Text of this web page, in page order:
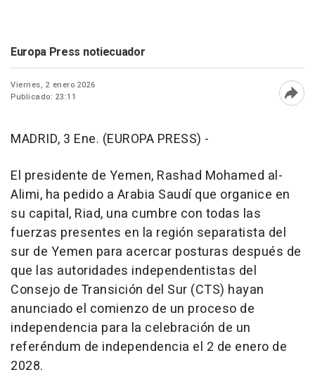
Europa Press notiecuador
Viernes, 2 enero 2026
Publicado: 23:11
MADRID, 3 Ene. (EUROPA PRESS) -
El presidente de Yemen, Rashad Mohamed al-
Alimi, ha pedido a Arabia Saudí que organice en
su capital, Riad, una cumbre con todas las
fuerzas presentes en la región separatista del
sur de Yemen para acercar posturas después de
que las autoridades independentistas del
Consejo de Transición del Sur (CTS) hayan
anunciado el comienzo de un proceso de
independencia para la celebración de un
referéndum de independencia el 2 de enero de
2028.